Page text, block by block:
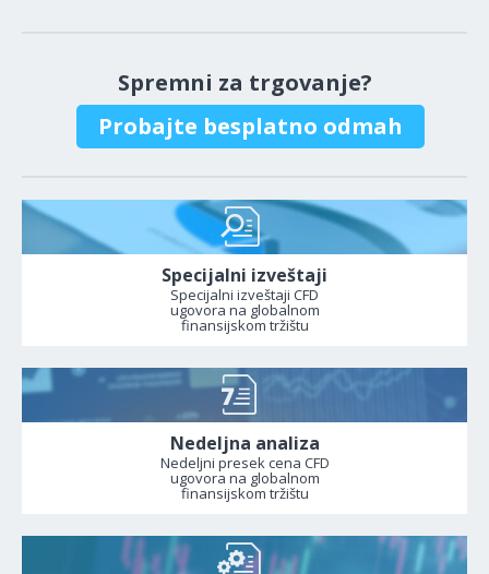
Spremni za trgovanje?
Probajte besplatno odmah
Specijalni izveštaji
Specijalni izveštaji CFD
ugovora na globalnom
finansijskom tržištu
Nedeljna analiza
Nedeljni presek cena CFD
ugovora na globalnom
finansijskom tržištu